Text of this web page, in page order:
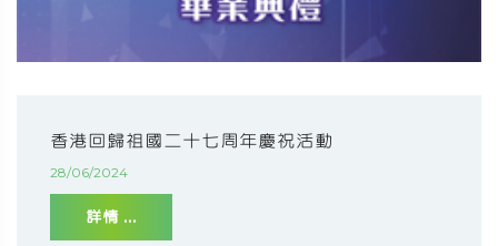
香港回歸祖國二十七周年慶祝活動
28/06/2024
詳情 ...